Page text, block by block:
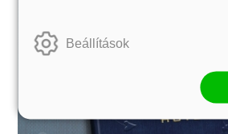
Beállítások